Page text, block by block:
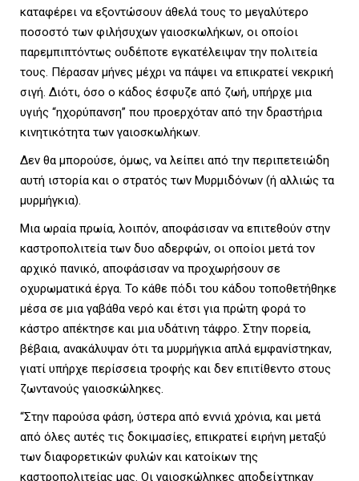
καταφέρει να εξοντώσουν άθελά τους το μεγαλύτερο
ποσοστό των φιλήσυχων γαιοσκωλήκων, οι οποίοι
παρεμπιπτόντως ουδέποτε εγκατέλειψαν την πολιτεία
τους. Πέρασαν μήνες μέχρι να πάψει να επικρατεί νεκρική
σιγή. Διότι, όσο ο κάδος έσφυζε από ζωή, υπήρχε μια
υγιής “ηχορύπανση” που προερχόταν από την δραστήρια
κινητικότητα των γαιοσκωλήκων.
Δεν θα μπορούσε, όμως, να λείπει από την περιπετειώδη
αυτή ιστορία και ο στρατός των Μυρμιδόνων (ή αλλιώς τα
μυρμήγκια).
Μια ωραία πρωία, λοιπόν, αποφάσισαν να επιτεθούν στην
καστροπολιτεία των δυο αδερφών, οι οποίοι μετά τον
αρχικό πανικό, αποφάσισαν να προχωρήσουν σε
οχυρωματικά έργα. Το κάθε πόδι του κάδου τοποθετήθηκε
μέσα σε μια γαβάθα νερό και έτσι για πρώτη φορά το
κάστρο απέκτησε και μια υδάτινη τάφρο. Στην πορεία,
βέβαια, ανακάλυψαν ότι τα μυρμήγκια απλά εμφανίστηκαν,
γιατί υπήρχε περίσσεια τροφής και δεν επιτίθεντο στους
ζωντανούς γαιοσκώληκες.
“Στην παρούσα φάση, ύστερα από εννιά χρόνια, και μετά
από όλες αυτές τις δοκιμασίες, επικρατεί ειρήνη μεταξύ
των διαφορετικών φυλών και κατοίκων της
καστροπολιτείας μας. Οι γαιοσκώληκες αποδείχτηκαν